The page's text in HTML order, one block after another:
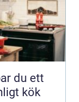
du ett
kök